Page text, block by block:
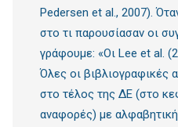
Pedersen et al., 2007).
στο τι παρουσίασαν οι
γράφουμε: «Οι Lee et al.
Όλες οι βιβλιογραφικές
στο τέλος της ΔΕ (στο
αναφορές) με